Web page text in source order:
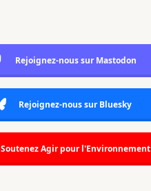
Rejoignez-nous sur Mastodon
Rejoignez-nous sur Bluesky
Soutenez Agir pour l'Environnement